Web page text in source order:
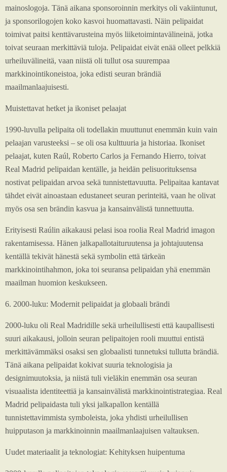
mainoslogoja. Tänä aikana sponsoroinnin merkitys oli vakiintunut,
ja sponsorilogojen koko kasvoi huomattavasti. Näin pelipaidat
toimivat paitsi kenttävarusteina myös liiketoimintavälineinä, jotka
toivat seuraan merkittäviä tuloja. Pelipaidat eivät enää olleet pelkkiä
urheiluvälineitä, vaan niistä oli tullut osa suurempaa
markkinointikoneistoa, joka edisti seuran brändiä
maailmanlaajuisesti.
Muistettavat hetket ja ikoniset pelaajat
1990-luvulla pelipaita oli todellakin muuttunut enemmän kuin vain
pelaajan varusteeksi – se oli osa kulttuuria ja historiaa. Ikoniset
pelaajat, kuten Raúl, Roberto Carlos ja Fernando Hierro, toivat
Real Madrid pelipaidan kentälle, ja heidän pelisuorituksensa
nostivat pelipaidan arvoa sekä tunnistettavuutta. Pelipaitaa kantavat
tähdet eivät ainoastaan edustaneet seuran perinteitä, vaan he olivat
myös osa sen brändin kasvua ja kansainvälistä tunnettuutta.
Erityisesti Raúlin aikakausi pelasi isoa roolia Real Madrid imagon
rakentamisessa. Hänen jalkapallotaituruutensa ja johtajuutensa
kentällä tekivät hänestä sekä symbolin että tärkeän
markkinointihahmon, joka toi seuransa pelipaidan yhä enemmän
maailman huomion keskukseen.
6. 2000-luku: Modernit pelipaidat ja globaali brändi
2000-luku oli Real Madridille sekä urheilullisesti että kaupallisesti
suuri aikakausi, jolloin seuran pelipaitojen rooli muuttui entistä
merkittävämmäksi osaksi sen globaalisti tunnetuksi tullutta brändiä.
Tänä aikana pelipaidat kokivat suuria teknologisia ja
designimuutoksia, ja niistä tuli vieläkin enemmän osa seuran
visuaalista identiteettiä ja kansainvälistä markkinointistrategiaa. Real
Madrid pelipaidasta tuli yksi jalkapallon kentällä
tunnistettavimmista symboleista, joka yhdisti urheilullisen
huipputason ja markkinoinnin maailmanlaajuisen valtauksen.
Uudet materiaalit ja teknologiat: Kehityksen huipentuma